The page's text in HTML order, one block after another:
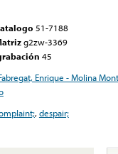
51-7188
g2zw-3369
45
Enrique - Molina
,despair;